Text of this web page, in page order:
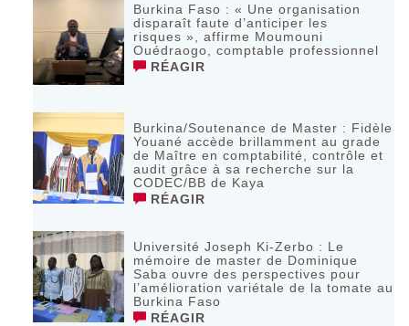
Burkina Faso : « Une organisation
disparaît faute d’anticiper les
risques », affirme Moumouni
Ouédraogo, comptable professionnel
RÉAGIR
Burkina/Soutenance de Master : Fidèle
Youané accède brillamment au grade
de Maître en comptabilité, contrôle et
audit grâce à sa recherche sur la
CODEC/BB de Kaya
RÉAGIR
Université Joseph Ki-Zerbo : Le
mémoire de master de Dominique
Saba ouvre des perspectives pour
l’amélioration variétale de la tomate au
Burkina Faso
RÉAGIR